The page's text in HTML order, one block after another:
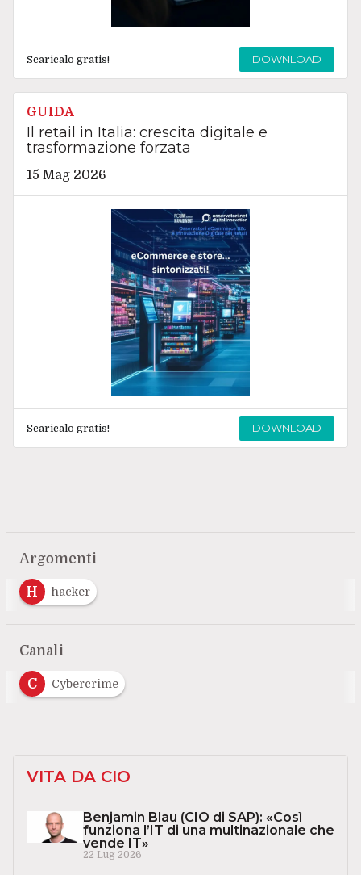
Scaricalo gratis! DOWNLOAD
GUIDA
Il retail in Italia: crescita digitale e
trasformazione forzata
15 Mag 2026
Scaricalo gratis! DOWNLOAD
Argomenti
H hacker
Canali
C Cybercrime
VITA DA CIO
Benjamin Blau (CIO di SAP): «Così
funziona l’IT di una multinazionale che
vende IT»
22 Lug 2026